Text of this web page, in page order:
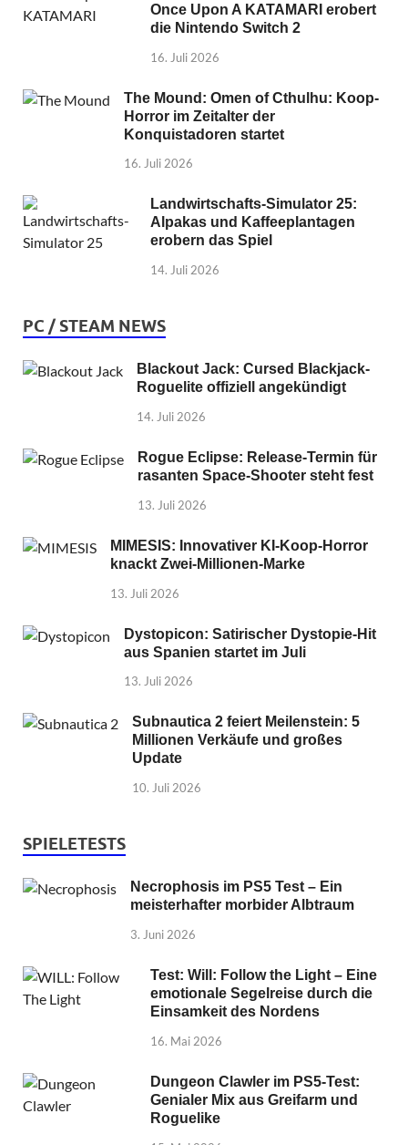
Once Upon A KATAMARI erobert
die Nintendo Switch 2
16. Juli 2026
The Mound: Omen of Cthulhu: Koop-
Horror im Zeitalter der
Konquistadoren startet
16. Juli 2026
Landwirtschafts-Simulator 25:
Alpakas und Kaffeeplantagen
erobern das Spiel
14. Juli 2026
PC / STEAM NEWS
Blackout Jack: Cursed Blackjack-
Roguelite offiziell angekündigt
14. Juli 2026
Rogue Eclipse: Release-Termin für
rasanten Space-Shooter steht fest
13. Juli 2026
MIMESIS: Innovativer KI-Koop-Horror
knackt Zwei-Millionen-Marke
13. Juli 2026
Dystopicon: Satirischer Dystopie-Hit
aus Spanien startet im Juli
13. Juli 2026
Subnautica 2 feiert Meilenstein: 5
Millionen Verkäufe und großes
Update
10. Juli 2026
SPIELETESTS
Necrophosis im PS5 Test – Ein
meisterhafter morbider Albtraum
3. Juni 2026
Test: Will: Follow the Light – Eine
emotionale Segelreise durch die
Einsamkeit des Nordens
16. Mai 2026
Dungeon Clawler im PS5-Test:
Genialer Mix aus Greifarm und
Roguelike